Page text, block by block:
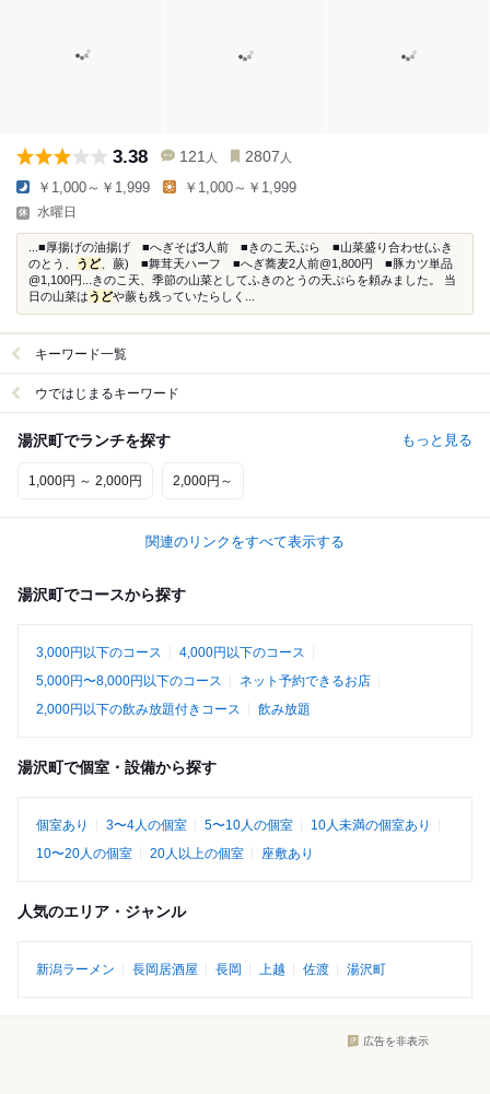
3.38 121 人 2807 人
￥1,000～￥1,999 ￥1,000～￥1,999
水曜日
...■厚揚げの油揚げ ■へぎそば3人前 ■きのこ天ぷら ■山菜盛り合わせ(ふき
のとう、 うど、蕨) ■舞茸天ハーフ ■へぎ蕎麦2人前@1,800円 ■豚カツ単品
@1,100円...きのこ天、季節の山菜としてふきのとうの天ぷらを頼みました。 当
日の山菜はうどや蕨も残っていたらしく...
キーワード一覧
ウではじまるキーワード
湯沢町でランチを探す もっと見る
1,000円 ～ 2,000円 2,000円～
関連のリンクをすべて表示する
湯沢町でコースから探す
3,000円以下のコース
4,000円以下のコース
5,000円〜8,000円以下のコース
ネット予約できるお店
2,000円以下の飲み放題付きコース
飲み放題
湯沢町で個室・設備から探す
個室あり 3〜4人の個室 5〜10人の個室
10人未満の個室あり
10〜20人の個室
20人以上の個室 座敷あり
人気のエリア・ジャンル
新潟ラーメン 長岡居酒屋 長岡 上越 佐渡 湯沢町
広告を非表示